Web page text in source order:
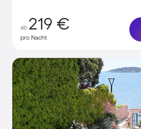
ab 219 €
pro Nacht